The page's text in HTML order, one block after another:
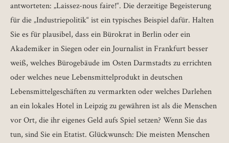
antworteten: „Laissez-nous faire!“. Die derzeitige Begeisterung
für die „Industriepolitik“ ist ein typisches Beispiel dafür. Halten
Sie es für plausibel, dass ein Bürokrat in Berlin oder ein
Akademiker in Siegen oder ein Journalist in Frankfurt besser
weiß, welches Bürogebäude im Osten Darmstadts zu errichten
oder welches neue Lebensmittelprodukt in deutschen
Lebensmittelgeschäften zu vermarkten oder welches Darlehen
an ein lokales Hotel in Leipzig zu gewähren ist als die Menschen
vor Ort, die ihr eigenes Geld aufs Spiel setzen? Wenn Sie das
tun, sind Sie ein Etatist. Glückwunsch: Die meisten Menschen